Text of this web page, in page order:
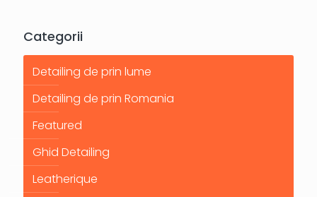
Categorii
Detailing de prin lume
Detailing de prin Romania
Featured
Ghid Detailing
Leatherique